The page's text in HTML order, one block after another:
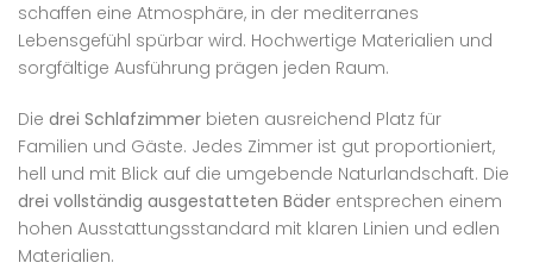
schaffen eine Atmosphäre, in der mediterranes
Lebensgefühl spürbar wird. Hochwertige Materialien und
sorgfältige Ausführung prägen jeden Raum.
Die drei Schlafzimmer bieten ausreichend Platz für
Familien und Gäste. Jedes Zimmer ist gut proportioniert,
hell und mit Blick auf die umgebende Naturlandschaft. Die
drei vollständig ausgestatteten Bäder entsprechen einem
hohen Ausstattungsstandard mit klaren Linien und edlen
Materialien.